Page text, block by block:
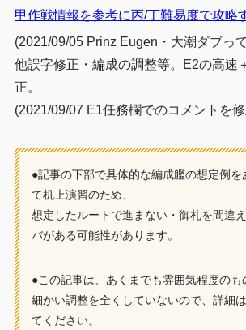
甲作戦情報を参考に丙/丁難易度で攻略
(2021/09/05 Prinz Eugen・大潮ダブっ
他誤字修正・編成の調整等。E2の高速
正。
(2021/09/07 E1任務欄でのコメントを
●記事の下部で具体的な編成艦の想定例を
て机上演習のため、
想定したルートで進まない・御札を間違
バがある可能性があります。
●この記事は、あくまでも雰囲気程度のも
細かい調整を全くしていないので、詳細
てください。
4.3.1 Fマス・Gマス
4.4 ギミック2
4.4.2 T2マス・T1マス
4.5 第三ボス(Z2マス)
4.6 装甲破砕
4.6.2 Z2マス
4.6.3 Iマス